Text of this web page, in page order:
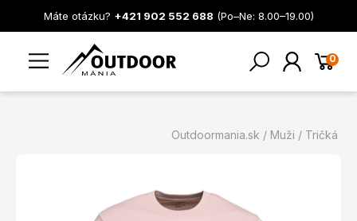
Máte otázku? +421 902 552 688 (Po–Ne: 8.00–19.00)
0
Outdoormania.sk Muži Tričká